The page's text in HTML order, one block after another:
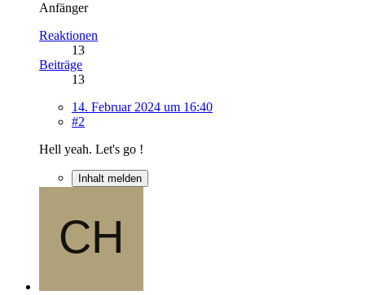
Anfänger
Reaktionen
13
Beiträge
13
14. Februar 2024 um 16:40
#2
Hell yeah. Let's go !
Inhalt melden